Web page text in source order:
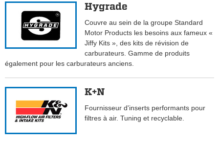
Hygrade
Couvre au sein de la groupe Standard
Motor Products les besoins aux fameux «
Jiffy Kits », des kits de révision de
carburateurs. Gamme de produits
également pour les carburateurs anciens.
K+N
Fournisseur d'inserts performants pour
filtres à air. Tuning et recyclable.